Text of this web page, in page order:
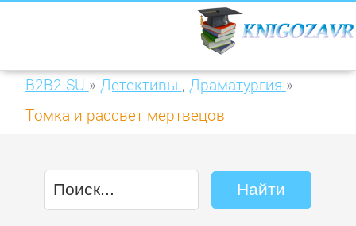
B2B2.SU » Детективы , Драматургия »
Томка и рассвет мертвецов